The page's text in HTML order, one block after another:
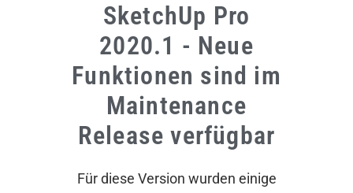
SketchUp Pro
2020.1 - Neue
Funktionen sind im
Maintenance
Release verfügbar
Für diese Version wurden einige